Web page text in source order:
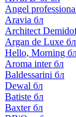
Angel
Aravia бл
Architect
Argan de Luxe бл
Hello, Morning
Aroma inter бл
Baldessarini бл
Dewal бл
Batiste бл
Baxter бл